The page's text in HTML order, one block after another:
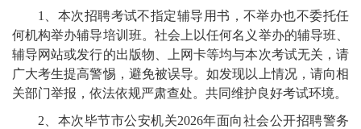
1、 本次招聘考试不指定辅导用书，不举办也不委托任
何机构举办辅导培训班。社会上以任何名义举办的辅导班、
辅导网站或发行的出版物、上网卡等均与本次考试无关，请
广大考生提高警惕，避免被误导。如发现以上情况，请向相
关部门举报，依法依规严肃查处。共同维护良好考试环境。
2、 本次毕节市公安机关2026年面向社会公开招聘警务